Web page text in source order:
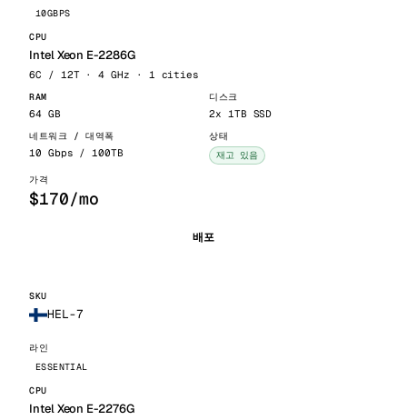
10GBPS
Intel Xeon E-2286G
6C / 12T · 4 GHz · 1 cities
64 GB 2x 1TB SSD
10 Gbps / 100TB 재고 있음
$170/mo
배포
HEL-7
ESSENTIAL
Intel Xeon E-2276G